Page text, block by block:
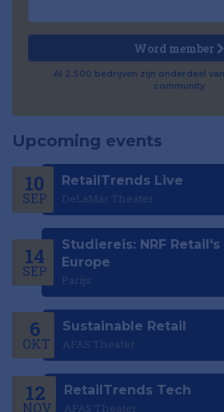
Word member
Al 2.500 bedrijven zijn onderdeel
community
Upcoming events
10
SEP
RetailTrends Live
DeLaMar Theater
14
SEP
Studiereis: NRF
Europe
Parijs
6
OKT
Sustainable Retail
AFAS Theater
12
NOV
RetailTrends Tech
AFAS Theater